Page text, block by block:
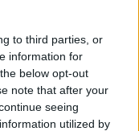
to third parties, or
information for
below opt-out
note that after your
seeing
utilized by
Critici la